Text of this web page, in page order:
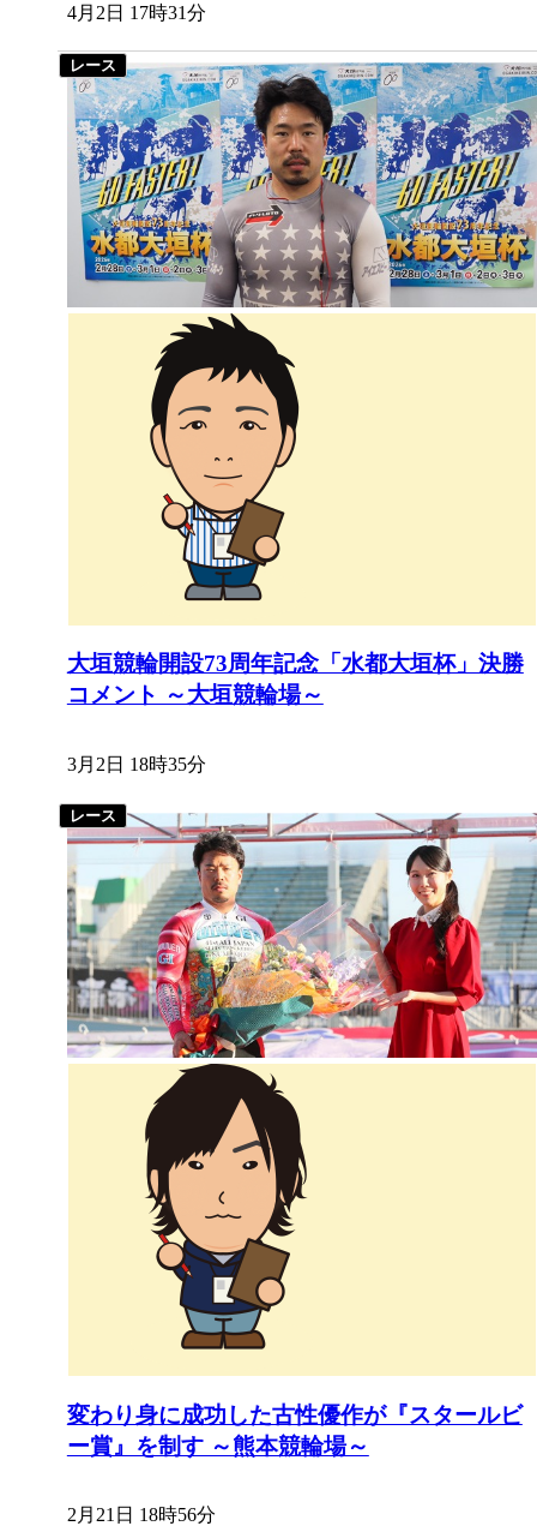
4月2日 17時31分
大垣競輪開設73周年記念「水都大垣杯」決勝
コメント ～大垣競輪場～
3月2日 18時35分
変わり身に成功した古性優作が『スタールビ
ー賞』を制す ～熊本競輪場～
2月21日 18時56分